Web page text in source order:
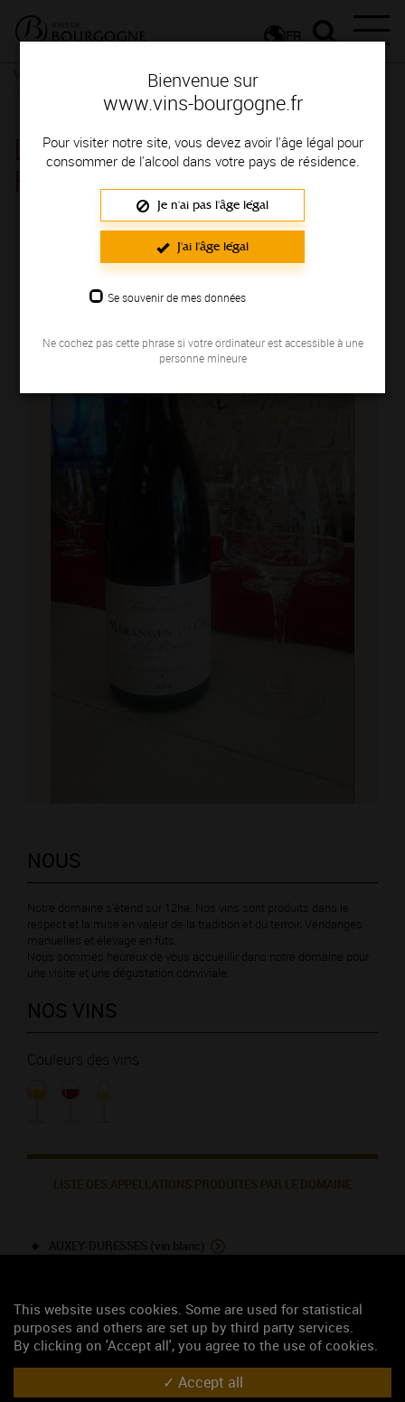
Bienvenue sur
www.vins-bourgogne.fr
Pour visiter notre site, vous devez avoir l'âge légal pour
consommer de l'alcool dans votre pays de résidence.
Je n'ai pas l'âge légal
J'ai l'âge légal
Se souvenir de mes données
Ne cochez pas cette phrase si votre ordinateur est accessible à une
personne mineure
FR
Femmes et hommes passionnés
DOMAINE LAMARGUE
FRANCK
Région de production : HAUTES COTES DE
BEAUNE
NOUS
Notre domaine s'étend sur 12ha. Nos vins sont produits dans le
respect et la mise en valeur de la tradition et du terroir. Vendanges
manuelles et élevage en fûts.
Nous sommes heureux de vous accueillir dans notre domaine pour
une visite et une dégustation conviviale.
NOS VINS
Couleurs des vins
LISTE DES APPELLATIONS PRODUITES PAR LE DOMAINE
BOURGOGNE ALIGOTE (vin blanc)
BOURGOGNE HAUTES-CÔTES DE BEAUNE (vin rouge)
CREMANT DE BOURGOGNE (vin blanc)
This website uses cookies. Some are used for statistical
purposes and others are set up by third party services.
By clicking on 'Accept all', you agree to the use of cookies.
Accept all